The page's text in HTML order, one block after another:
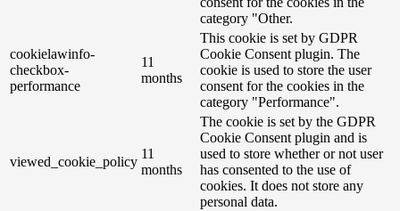
category "Other.
cookielawinfo-
checkbox-
performance
11
months
This cookie is set by GDPR
Cookie Consent plugin. The
cookie is used to store the user
consent for the cookies in the
category "Performance".
viewed_cookie_policy
11
months
The cookie is set by the GDPR
Cookie Consent plugin and is
used to store whether or not user
has consented to the use of
cookies. It does not store any
personal data.